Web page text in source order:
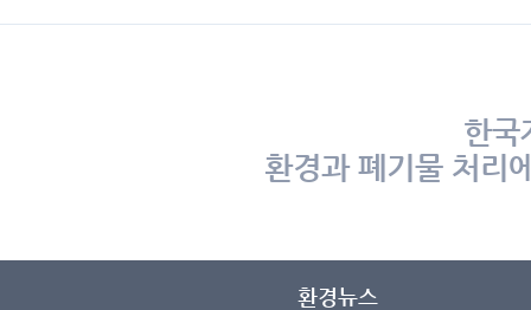
한국
환경과 폐기물 처리
환경뉴스